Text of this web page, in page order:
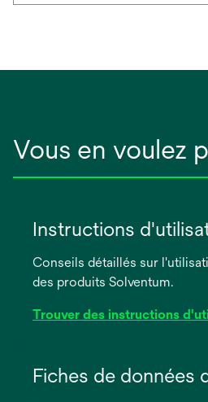
Vous en voulez
Instructions
Conseils détaillés sur
des produits Solventum.
Trouver des instructions
dansFiches de données